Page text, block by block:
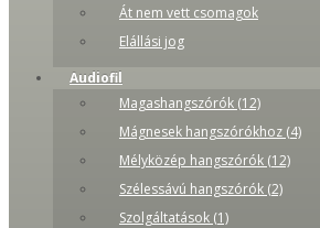
Át nem vett csomagok
Elállási jog
Audiofil
Magashangszórók (12)
Mágnesek hangszórókhoz (4)
Mélyközép hangszórók (12)
Szélessávú hangszórók (2)
Szolgáltatások (1)